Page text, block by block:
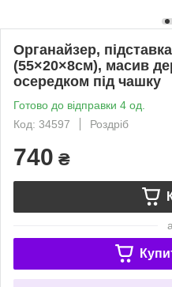
Органайзер,
(55×20×8см), масив
осередком під чашку
Готово до відправки 4 од.
Код: 34597
Роздріб
740 ₴